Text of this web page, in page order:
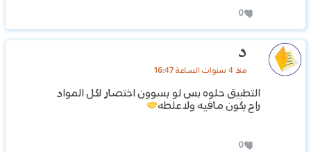
0
د
منذ 4 سنوات الساعة 16:47
التطبيق حلوه بس لو بسوون اختصار لكل المواد
راح يكون مافيه ولاعلطه
0